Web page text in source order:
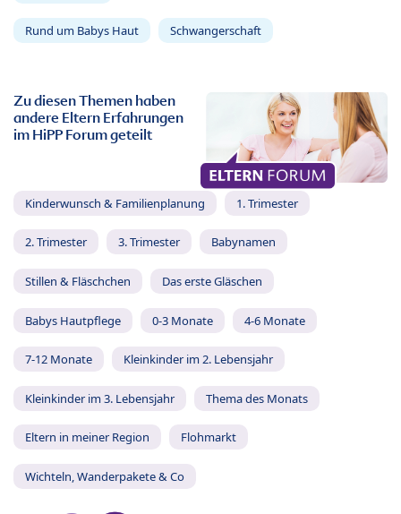
Rund um Babys Haut Schwangerschaft
Zu diesen Themen haben
andere Eltern Erfahrungen
im HiPP Forum geteilt
Kinderwunsch & Familienplanung 1. Trimester
2. Trimester 3. Trimester Babynamen
Stillen & Fläschchen Das erste Gläschen
Babys Hautpflege 0-3 Monate 4-6 Monate
7-12 Monate Kleinkinder im 2. Lebensjahr
Kleinkinder im 3. Lebensjahr Thema des Monats
Eltern in meiner Region Flohmarkt
Wichteln, Wanderpakete & Co